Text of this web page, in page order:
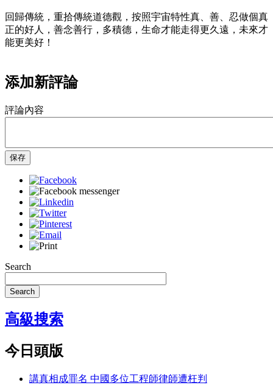
回歸傳統，重拾傳統道德觀，按照宇宙特性真、善、忍做個真
正的好人，善念善行，多積德，生命才能走得更久遠，未來才
能更美好！
添加新評論
評論內容
保存
Search
Search
高級搜索
今日頭版
講真相成罪名 中國多位工程師律師遭枉判